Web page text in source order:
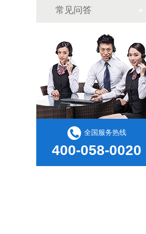
常见问答
全国服务热线
400-058-0020